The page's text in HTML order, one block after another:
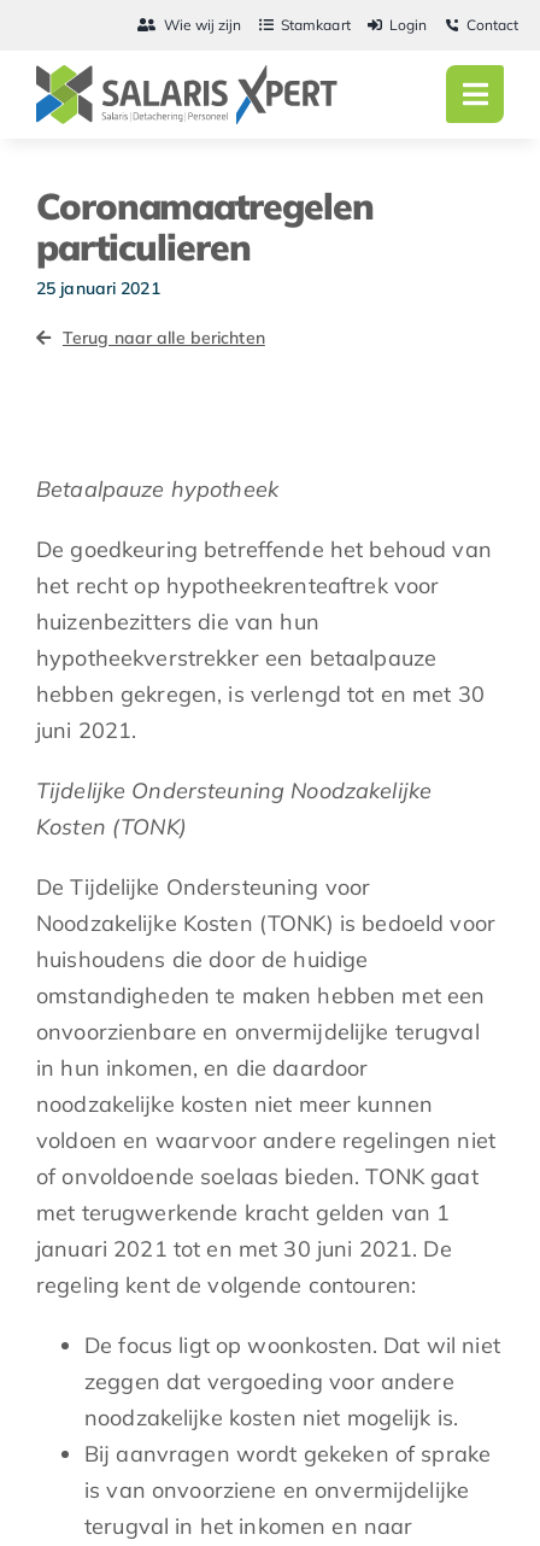
inhoud
Wie wij zijn Stamkaart Login Contact
Coronamaatregelen
particulieren
25 januari 2021
Terug naar alle berichten
Betaalpauze hypotheek
De goedkeuring betreffende het behoud van
het recht op hypotheekrenteaftrek voor
huizenbezitters die van hun
hypotheekverstrekker een betaalpauze
hebben gekregen, is verlengd tot en met 30
juni 2021.
Tijdelijke Ondersteuning Noodzakelijke
Kosten (TONK)
De Tijdelijke Ondersteuning voor
Noodzakelijke Kosten (TONK) is bedoeld voor
huishoudens die door de huidige
omstandigheden te maken hebben met een
onvoorzienbare en onvermijdelijke terugval
in hun inkomen, en die daardoor
noodzakelijke kosten niet meer kunnen
voldoen en waarvoor andere regelingen niet
of onvoldoende soelaas bieden. TONK gaat
met terugwerkende kracht gelden van 1
januari 2021 tot en met 30 juni 2021. De
regeling kent de volgende contouren:
De focus ligt op woonkosten. Dat wil niet
zeggen dat vergoeding voor andere
noodzakelijke kosten niet mogelijk is.
Bij aanvragen wordt gekeken of sprake
is van onvoorziene en onvermijdelijke
terugval in het inkomen en naar